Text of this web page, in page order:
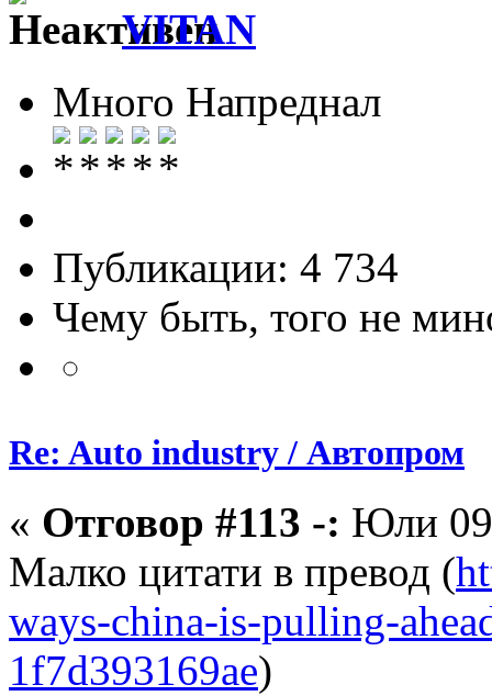
VITAN
Много Напреднал
Публикации: 4 734
Чему быть, того не
Re: Auto industry / Автопром
« Отговор #113 -: Юли
Малко цитати в превод (
ways-china-is-pulling-
1f7d393169ae)